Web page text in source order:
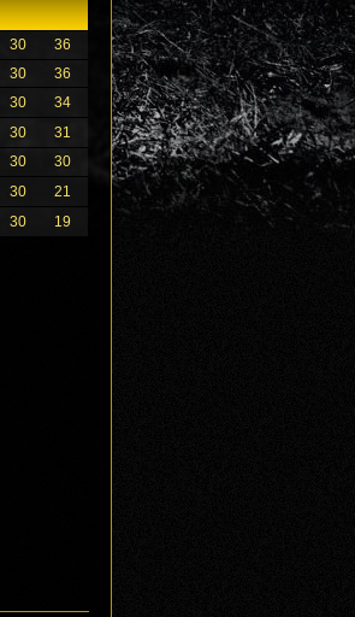
30
36
30
36
30
34
30
31
30
30
30
21
30 19